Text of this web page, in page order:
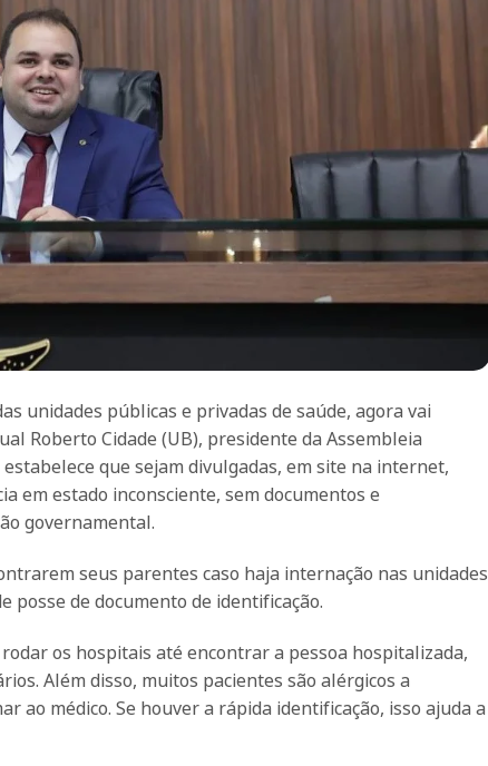
unidades públicas e privadas de saúde, agora vai
Roberto Cidade (UB), presidente da Assembleia
que sejam divulgadas, em site na internet,
em estado inconsciente, sem documentos e
governamental.
seus parentes caso haja internação nas unidades
posse de documento de identificação.
os hospitais até encontrar a pessoa hospitalizada,
Além disso, muitos pacientes são alérgicos a
ao médico. Se houver a rápida identificação, isso ajuda a